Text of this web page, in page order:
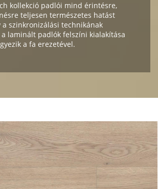
kollekció padlói mind érintésre,
teljesen természetes hatást
a szinkronizálási technikának
a laminált padlók felszíni kialakítása
a fa erezetével.